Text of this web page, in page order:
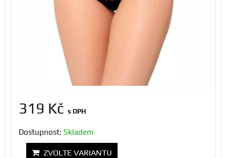
319 Kč s DPH
Dostupnost: Skladem
ZVOLTE VARIANTU